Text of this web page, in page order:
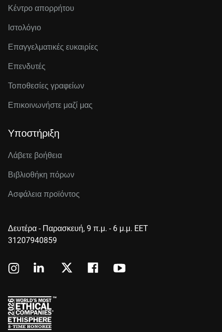
Κέντρο απορρήτου
Ιστολόγιο
Επαγγελματικές ευκαιρίες
Επενδυτές
Τοποθεσίες γραφείων
Επικοινωνήστε μαζί μας
Υποστήριξη
Λάβετε βοήθεια
Βιβλιοθήκη πόρων
Ασφάλεια προϊόντος
Δευτέρα - Παρασκευή, 9 π.μ. - 6 μ.μ. EET
31207940859